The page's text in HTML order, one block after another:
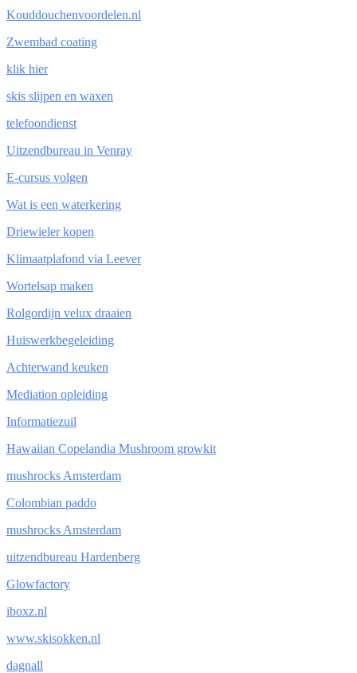
Kouddouchenvoordelen.nl
Zwembad coating
klik hier
skis slijpen en waxen
telefoondienst
Uitzendbureau in Venray
E-cursus volgen
Wat is een waterkering
Driewieler kopen
Klimaatplafond via Leever
Wortelsap maken
Rolgordijn velux draaien
Huiswerkbegeleiding
Achterwand keuken
Mediation opleiding
Informatiezuil
Hawaiian Copelandia Mushroom growkit
mushrocks Amsterdam
Colombian paddo
mushrocks Amsterdam
uitzendbureau Hardenberg
Glowfactory
iboxz.nl
www.skisokken.nl
dagnall